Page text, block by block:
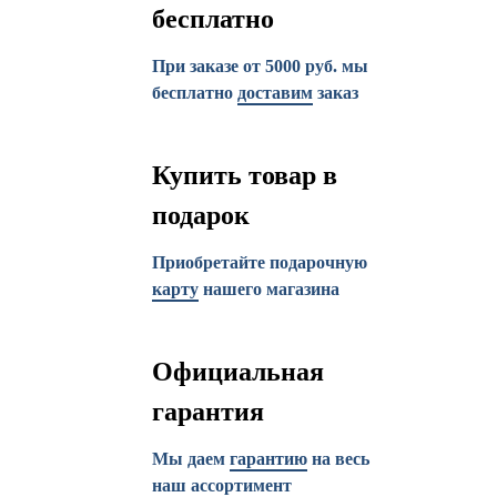
бесплатно
При заказе от 5000 руб. мы
бесплатно доставим заказ
Купить товар в
подарок
Приобретайте подарочную
карту нашего магазина
Официальная
гарантия
Мы даем гарантию на весь
наш ассортимент